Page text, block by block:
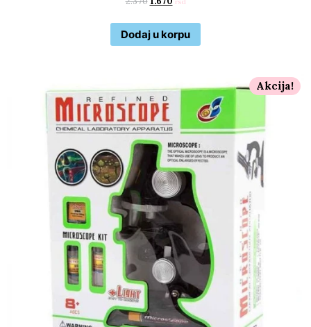
rsd
Dodaj u korpu
Akcija!